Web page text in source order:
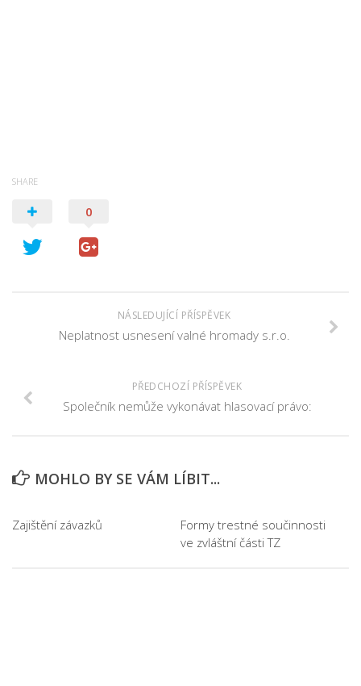
SHARE
0
NÁSLEDUJÍCÍ PŘÍSPĚVEK
Neplatnost usnesení valné hromady s.r.o.
PŘEDCHOZÍ PŘÍSPĚVEK
Společník nemůže vykonávat hlasovací právo:
MOHLO BY SE VÁM LÍBIT...
Zajištění závazků
Formy trestné součinnosti
ve zvláštní části TZ